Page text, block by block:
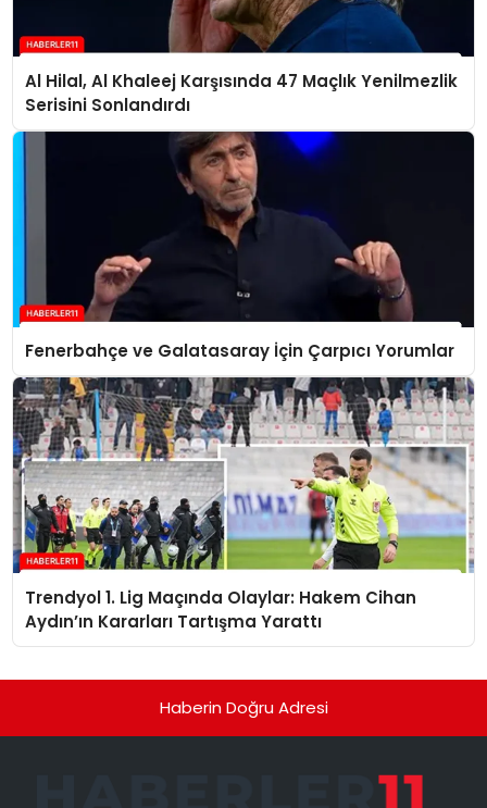
Al Hilal, Al Khaleej Karşısında 47 Maçlık Yenilmezlik
Serisini Sonlandırdı
Fenerbahçe ve Galatasaray İçin Çarpıcı Yorumlar
Trendyol 1. Lig Maçında Olaylar: Hakem Cihan
Aydın’ın Kararları Tartışma Yarattı
Haberin Doğru Adresi